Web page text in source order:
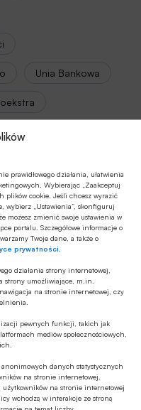
prawidłowego działania, ułatwienia
Wybierając „Zaakceptuj
plików cookie. Jeśli chcesz wyrazić
wybierz „Ustawienia”, skonfiguruj
możesz zmienić swoje ustawienia w
portalu. Szczegółowe informacje o
Twoje dane, a także o
prywatności
działania strony internetowej,
strony umożliwiające, m.in.
na stronie internetowej, czy
pewnych funkcji, takich jak
mediów społecznościowych,
danych statystycznych
na stronie internetowej.
użytkowników na stronie internetowej
wchodzą w interakcje ze stroną
na temat liczby
Unia Bankowa
finansować